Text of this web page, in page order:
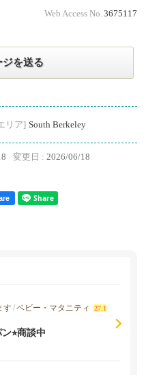
Web Access No. 3675117
ジを送る
リア] South Berkeley
変更日 : 2026/06/18
す/ベビー・マタニティ
27.1
⭐︎商談中